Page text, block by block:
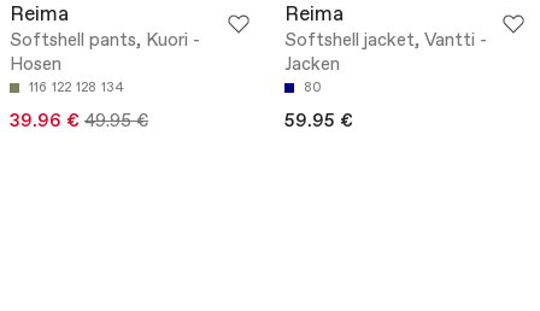
Reima
Softshell pants, Kuori -
Hosen
116 122 128 134
39.96 € 49.95 €
Reima
Softshell jacket, Vantti -
Jacken
80
59.95 €